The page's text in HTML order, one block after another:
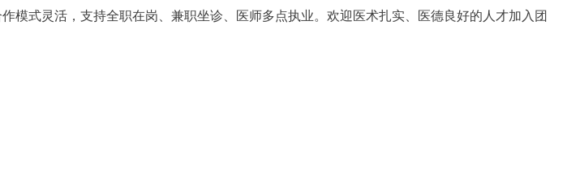
式灵活，支持全职在岗、兼职坐诊、医师多点执业。欢迎医术扎实、医德良好的人才加入团